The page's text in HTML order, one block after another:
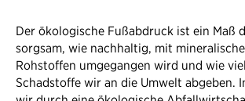
Der ökologische Fußabdruck ist ein Maß
sorgsam, wie nachhaltig, mit
Rohstoffen umgegangen wird und wie
Schadstoffe wir an die Umwelt abgeben.